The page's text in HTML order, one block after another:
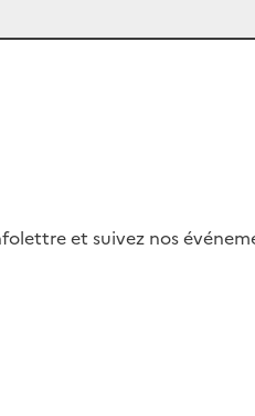
et suivez nos